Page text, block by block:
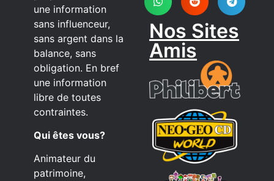
une information
sans influenceur,
sans argent dans la
balance, sans
obligation. En bref
une information
libre de toutes
contraintes.
Qui êtes vous?
Animateur du
patrimoine,
Nos Sites
Amis